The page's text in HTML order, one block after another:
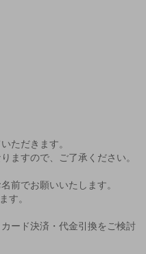
ただきます。
ますので、ご了承ください。
前でお願いいたします。
す。
ード決済・代金引換をご検討